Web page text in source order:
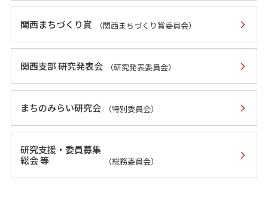
関西まちづくり賞 （関西まちづくり賞委員会）
関西支部 研究発表会 （研究発表委員会）
まちのみらい研究会 （特別委員会）
研究支援・委員募集
総会 等
（総務委員会）